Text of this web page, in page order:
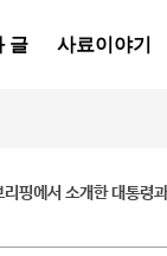
글 사료이야기
리핑에서 소개한 대통령